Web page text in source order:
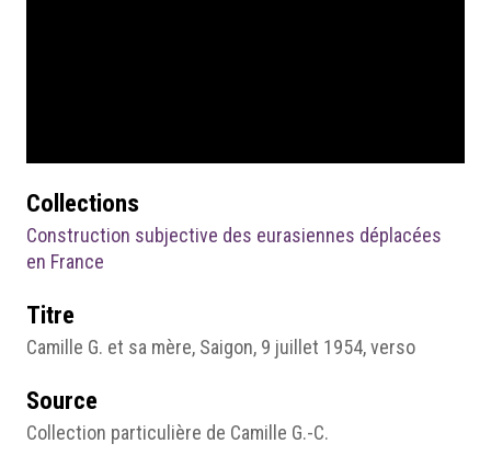
Collections
Construction subjective des eurasiennes déplacées
en France
Titre
Camille G. et sa mère, Saigon, 9 juillet 1954, verso
Source
Collection particulière de Camille G.-C.